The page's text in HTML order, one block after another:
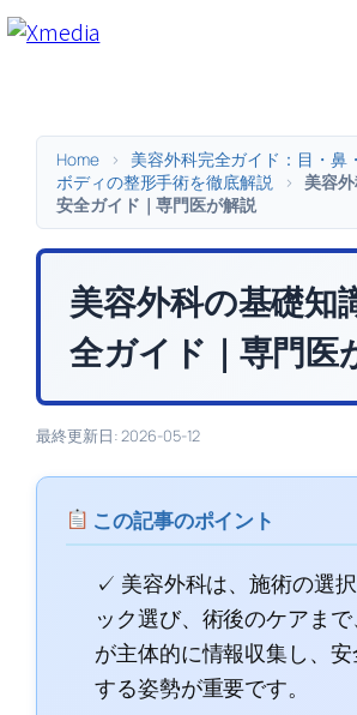
内
Home >
美容外科完全ガイド：目・鼻
ボディの整形手術を徹底解説
>
美容外
安全ガイド｜専門医が解説
美容外科の基礎知
全ガイド｜専門医
最終更新日: 2026-05-12
この記事のポイント
✓ 美容外科は、施術の選
ック選び、術後のケアま
が主体的に情報収集し、
する姿勢が重要です。